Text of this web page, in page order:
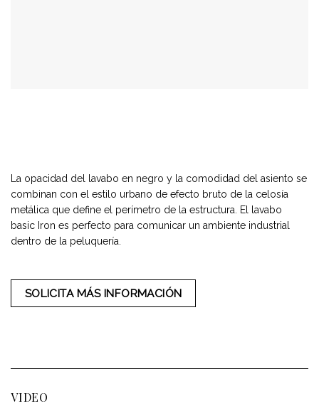
La opacidad del lavabo en negro y la comodidad del asiento se
combinan con el estilo urbano de efecto bruto de la celosía
metálica que define el perímetro de la estructura. El lavabo
basic Iron es perfecto para comunicar un ambiente industrial
dentro de la peluquería.
SOLICITA MÁS INFORMACIÓN
VIDEO